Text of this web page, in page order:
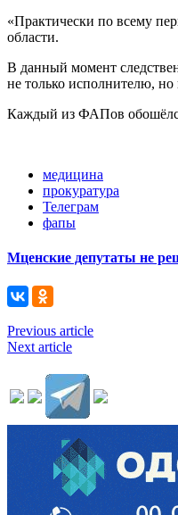
«Практически по всему
области.
В данный момент
не только исполнителю, но
Каждый из ФАПов
медицина
прокуратура
Телеграм
фапы
Мценские депутаты не
Previous article
Next article